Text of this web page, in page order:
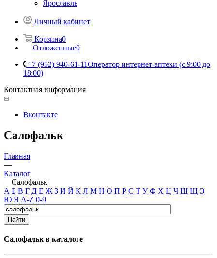
Ярославль
Личный кабинет
Корзина0
Отложенные0
+7 (952) 940-61-11Оператор интернет-аптеки (с 9:00 до
18:00)
Контактная информация
Вконтакте
Салофальк
Главная
—
Каталог
—Салофальк
А Б В Г Д Е Ж З И Й К Л М Н О П Р С Т У Ф Х Ц Ч Ш Щ Э
Ю Я A-Z 0-9
Найти
Салофальк в каталоге